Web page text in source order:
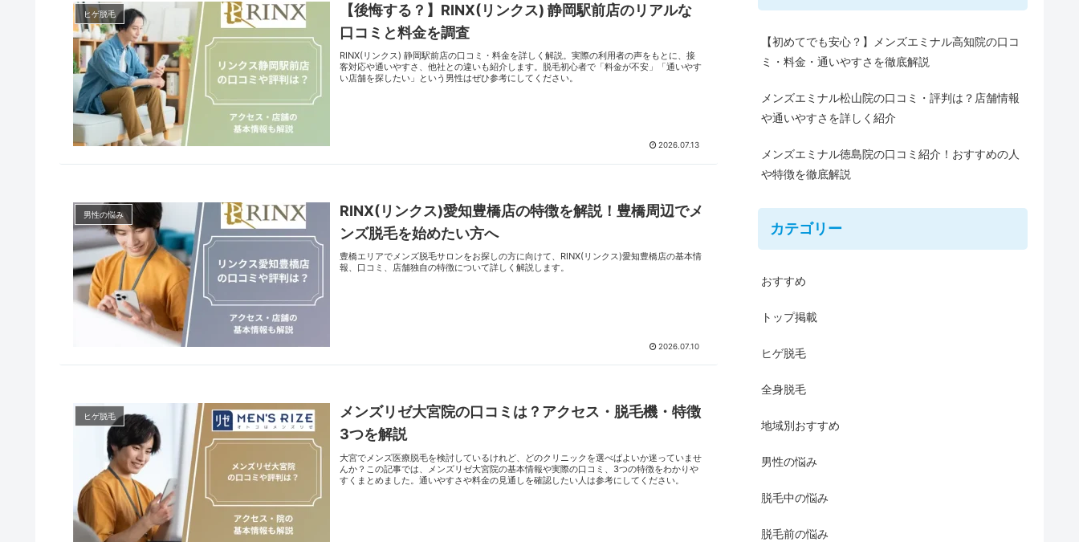
ヒゲ脱毛
【後悔する？】RINX(リンクス) 静岡駅前店のリアルな
口コミと料金を調査
RINX(リンクス) 静岡駅前店の口コミ・料金を詳しく解説。実際の利用者の声をもとに、接
客対応や通いやすさ、他社との違いも紹介します。脱毛初心者で「料金が不安」「通いやす
い店舗を探したい」という男性はぜひ参考にしてください。
2026.07.13
男性の悩み
RINX(リンクス)愛知豊橋店の特徴を解説！豊橋周辺でメ
ンズ脱毛を始めたい方へ
豊橋エリアでメンズ脱毛サロンをお探しの方に向けて、RINX(リンクス)愛知豊橋店の基本情
報、口コミ、店舗独自の特徴について詳しく解説します。
2026.07.10
ヒゲ脱毛
メンズリゼ大宮院の口コミは？アクセス・脱毛機・特徴
3つを解説
大宮でメンズ医療脱毛を検討しているけれど、どのクリニックを選べばよいか迷っていませ
んか？この記事では、メンズリゼ大宮院の基本情報や実際の口コミ、3つの特徴をわかりや
すくまとめました。通いやすさや料金の見通しを確認したい人は参考にしてください。
【初めてでも安心？】メンズエミナル高知院の口コ
ミ・料金・通いやすさを徹底解説
メンズエミナル松山院の口コミ・評判は？店舗情報
や通いやすさを詳しく紹介
メンズエミナル徳島院の口コミ紹介！おすすめの人
や特徴を徹底解説
カテゴリー
おすすめ
トップ掲載
ヒゲ脱毛
全身脱毛
地域別おすすめ
男性の悩み
脱毛中の悩み
脱毛前の悩み